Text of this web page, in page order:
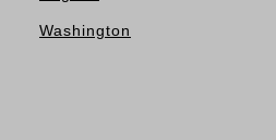
Washington